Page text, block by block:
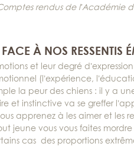
rendus de l’Académie
À NOS RESSENTIS
et leur degré
(l’expérience,
la peur des chiens : il y a
et instinctive va se greffer
apprenez à les aimer et les
jeune vous vous faites
cas des proportions